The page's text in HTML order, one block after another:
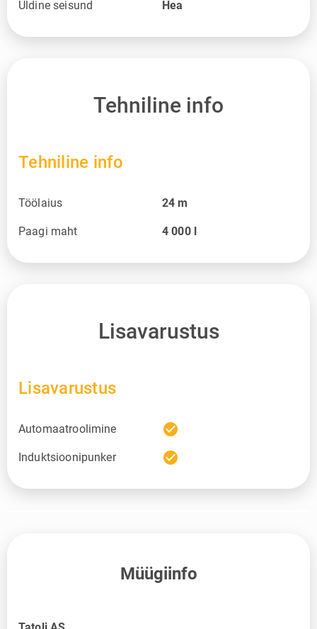
Üldine seisund Hea
Tehniline info
Tehniline info
Töölaius 24 m
Paagi maht 4 000 l
Lisavarustus
Lisavarustus
Automaatroolimine check_circle
Induktsioonipunker check_circle
Müügiinfo